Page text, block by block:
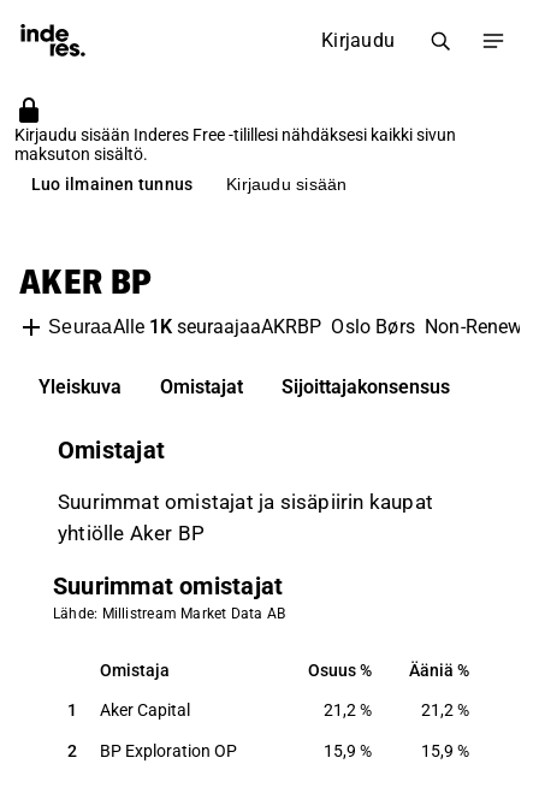
Kirjaudu
Kirjaudu sisään Inderes Free -tilillesi nähdäksesi kaikki sivun
maksuton sisältö.
Luo ilmainen tunnus
Kirjaudu sisään
AKER BP
SeuraaAlle 1KseuraajaaAKRBP Oslo Børs Non-
Yleiskuva Omistajat Sijoittajakonsensus
Omistajat
Suurimmat omistajat ja sisäpiirin kaupat
yhtiölle Aker BP
Suurimmat omistajat
Lähde: Millistream Market Data AB
Omistaja Osuus Ääniä
Omistaja Osuus Ääniä
1 Aker Capital 21,2 % 21,2 %
2 BP Exploration OP 15,9 % 15,9 %